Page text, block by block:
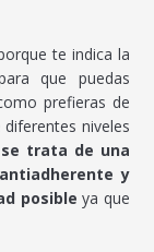
te indica la
que puedas
prefieras de
niveles
trata de una
y
posible ya que